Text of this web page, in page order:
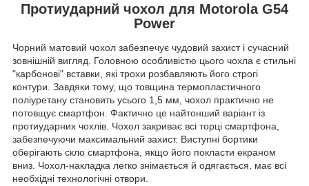
Протиударний чохол для Motorola G54
Power
Чорний матовий чохол забезпечує чудовий захист і сучасний
зовнішній вигляд. Головною особливістю цього чохла є стильні
"карбонові" вставки, які трохи розбавляють його строгі
контури. Завдяки тому, що товщина термопластичного
поліуретану становить усього 1,5 мм, чохол практично не
потовщує смартфон. Фактично це найтонший варіант із
протиударних чохлів. Чохол закриває всі торці смартфона,
забезпечуючи максимальний захист. Виступні бортики
оберігають скло смартфона, якщо його покласти екраном
вниз. Чохол-накладка легко знімається й одягається, має всі
необхідні технологічні отвори.